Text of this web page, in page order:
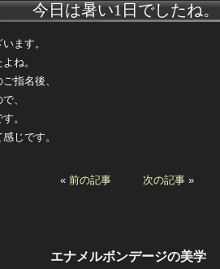
今日は暑い1日でしたね。
ます。
ね。
指名後、
、
。
じです。
« 前の記事 次の記事»
エナメルボンデージの美学